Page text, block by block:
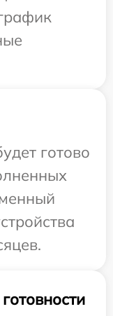
готово